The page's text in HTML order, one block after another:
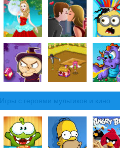
Игры с героями мультиков и кино